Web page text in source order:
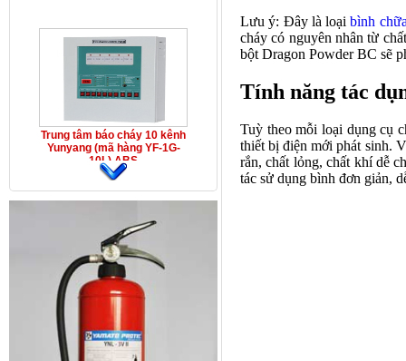
Trung tâm báo cháy 10 kênh
Yunyang (mã hàng YF-1G-
10L) ABS
Lưu ý: Đây là loạibình
cháy có nguyên nhân từ
bột Dragon Powder BC sẽ
Tính năng tác
Tuỳ theo mỗi loại dụng cụ
thiết bị điện mới phát sinh.
rắn, chất lỏng, chất khí dễ
tác sử dụng bình đơn giản,